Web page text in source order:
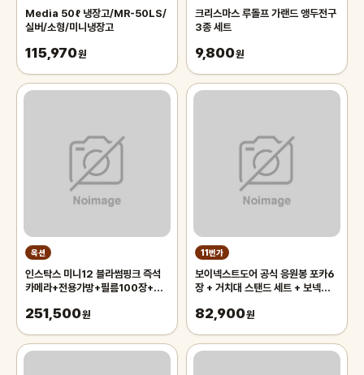
Media 50ℓ 냉장고/MR-50LS/
실버/소형/미니냉장고
115,970원
크리스마스 루돌프 가랜드 앵두전구
3종 세트
9,800원
옥션
인스탁스 미니12 블라썸핑크 즉석
카메라+전용가방+필름100장+파
251,500원
11번가
보이넥스트도어 공식 응원봉 포카6
장 + 거치대 스탠드 세트 + 보넥도
82,900원